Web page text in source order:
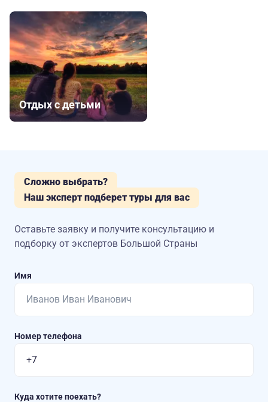
Отдых с детьми
Сложно выбрать?
Наш эксперт подберет туры для вас
Оставьте заявку и получите консультацию и
подборку от экспертов Большой Страны
Имя
Номер телефона
Куда хотите поехать?